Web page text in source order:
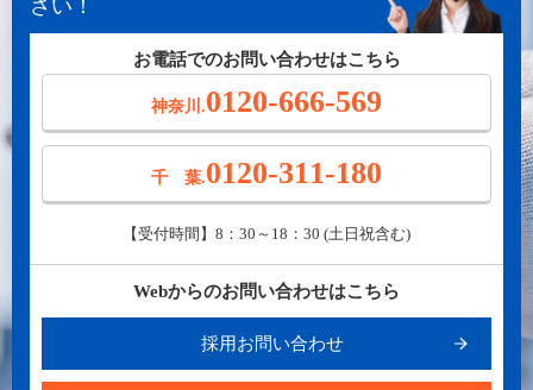
さい！
お電話でのお問い合わせはこちら
神奈川.0120-666-569
千 葉.0120-311-180
【受付時間】8：30～18：30 (土日祝含む)
Webからのお問い合わせはこちら
採用お問い合わせ